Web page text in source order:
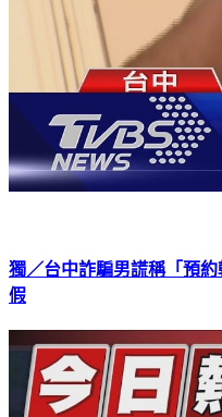
獨／台中詐騙男謊稱「預
假